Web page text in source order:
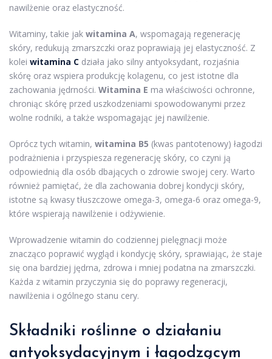
nawilżenie oraz elastyczność.
Witaminy, takie jak witamina A, wspomagają regenerację
skóry, redukują zmarszczki oraz poprawiają jej elastyczność. Z
kolei witamina C działa jako silny antyoksydant, rozjaśnia
skórę oraz wspiera produkcję kolagenu, co jest istotne dla
zachowania jędrności. Witamina E ma właściwości ochronne,
chroniąc skórę przed uszkodzeniami spowodowanymi przez
wolne rodniki, a także wspomagając jej nawilżenie.
Oprócz tych witamin, witamina B5 (kwas pantotenowy) łagodzi
podrażnienia i przyspiesza regenerację skóry, co czyni ją
odpowiednią dla osób dbających o zdrowie swojej cery. Warto
również pamiętać, że dla zachowania dobrej kondycji skóry,
istotne są kwasy tłuszczowe omega-3, omega-6 oraz omega-9,
które wspierają nawilżenie i odżywienie.
Wprowadzenie witamin do codziennej pielęgnacji może
znacząco poprawić wygląd i kondycję skóry, sprawiając, że staje
się ona bardziej jędrna, zdrowa i mniej podatna na zmarszczki.
Każda z witamin przyczynia się do poprawy regeneracji,
nawilżenia i ogólnego stanu cery.
Składniki roślinne o działaniu
antyoksydacyjnym i łagodzącym